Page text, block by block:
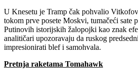
U Knesetu je Tramp čak pohvalio
tokom prve posete Moskvi, tumačeći sate
Putinovih istorijskih žalopojki kao znak
analitičari upozoravaju da ruskog
impresionirati blef i samohvala.
Pretnja raketama Tomahawk